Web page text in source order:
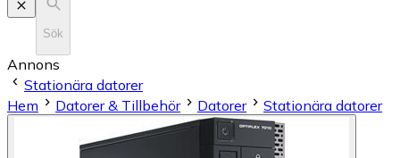
Sök
Annons
Stationära datorer
Hem
Datorer & Tillbehör Datorer Stationära datorer